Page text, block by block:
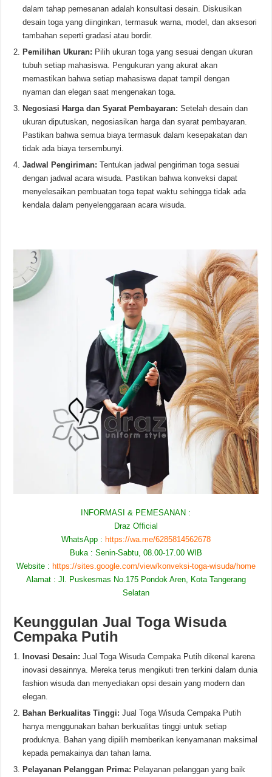
dalam tahap pemesanan adalah konsultasi desain. Diskusikan
desain toga yang diinginkan, termasuk warna, model, dan aksesori
tambahan seperti gradasi atau bordir.
Pemilihan Ukuran: Pilih ukuran toga yang sesuai dengan ukuran
tubuh setiap mahasiswa. Pengukuran yang akurat akan
memastikan bahwa setiap mahasiswa dapat tampil dengan
nyaman dan elegan saat mengenakan toga.
Negosiasi Harga dan Syarat Pembayaran: Setelah desain dan
ukuran diputuskan, negosiasikan harga dan syarat pembayaran.
Pastikan bahwa semua biaya termasuk dalam kesepakatan dan
tidak ada biaya tersembunyi.
Jadwal Pengiriman: Tentukan jadwal pengiriman toga sesuai
dengan jadwal acara wisuda. Pastikan bahwa konveksi dapat
menyelesaikan pembuatan toga tepat waktu sehingga tidak ada
kendala dalam penyelenggaraan acara wisuda.
INFORMASI & PEMESANAN :
Draz Official
WhatsApp : https://wa.me/6285814562678
Buka : Senin-Sabtu, 08.00-17.00 WIB
Website : https://sites.google.com/view/konveksi-toga-wisuda/home
Alamat : Jl. Puskesmas No.175 Pondok Aren, Kota Tangerang
Selatan
Keunggulan Jual Toga Wisuda
Cempaka Putih
Inovasi Desain: Jual Toga Wisuda Cempaka Putih dikenal karena
inovasi desainnya. Mereka terus mengikuti tren terkini dalam dunia
fashion wisuda dan menyediakan opsi desain yang modern dan
elegan.
Bahan Berkualitas Tinggi: Jual Toga Wisuda Cempaka Putih
hanya menggunakan bahan berkualitas tinggi untuk setiap
produknya. Bahan yang dipilih memberikan kenyamanan maksimal
kepada pemakainya dan tahan lama.
Pelayanan Pelanggan Prima: Pelayanan pelanggan yang baik